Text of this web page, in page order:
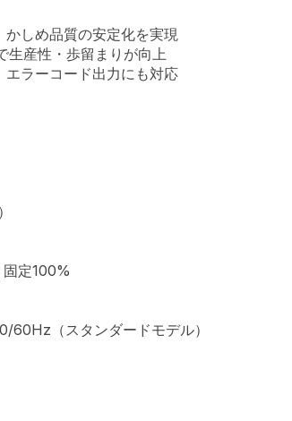
しめ品質の安定化を実現
生産性・歩留まりが向上
ラーコード出力にも対応
定100%
（スタンダードモデル）